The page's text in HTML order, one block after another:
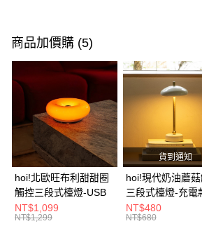
信用卡一次付款
信用卡分期付款
3 期 0 利率 每期
合作金庫商業銀行
第一商
華南商業銀行
彰化商
上海商業儲蓄銀行
台北富
國泰世華商業銀行
兆豐國
臺灣中小企業銀行
台中商
匯豐（台灣）商業銀行
華泰商業
聯邦商業銀行
遠東國
元大商業銀行
6 期 0 利率 每期NT$1,363
合作金庫商業銀行
第一商業
華南商業銀行
彰化商
上海商業儲蓄銀行
台北富
國泰世華商業銀行
兆豐國
臺灣中小企業銀行
台中商業
匯豐（台灣）商業銀行
聯邦商業銀行
LINE Pay
Apple Pay
街口支付
AFTEE先享後付
商品加價購 (5)
hoi!北歐旺布利甜甜圈
觸控三段式檯燈-USB
NT$1,099
NT$1,299
貨到通知
hoi!現代奶油蘑
三段式檯燈-充電
NT$480
NT$680